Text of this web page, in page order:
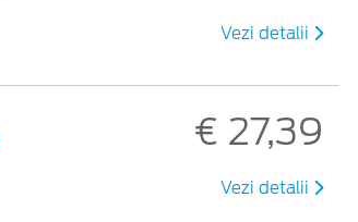
Vezi detalii
€ 27,39
Vezi detalii